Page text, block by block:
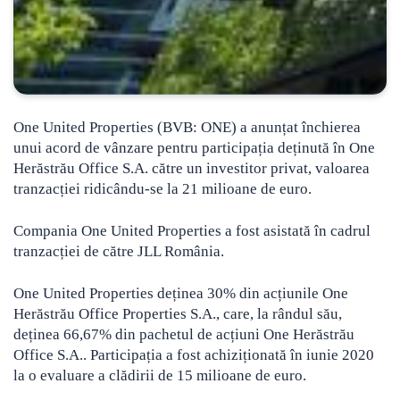
One United Properties (BVB: ONE) a anunțat închierea
unui acord de vânzare pentru participația deținută în One
Herăstrău Office S.A. către un investitor privat, valoarea
tranzacției ridicându-se la 21 milioane de euro.
Compania One United Properties a fost asistată în cadrul
tranzacției de către JLL România.
One United Properties deținea 30% din acțiunile One
Herăstrău Office Properties S.A., care, la rândul său,
deținea 66,67% din pachetul de acțiuni One Herăstrău
Office S.A.. Participația a fost achiziționată în iunie 2020
la o evaluare a clădirii de 15 milioane de euro.